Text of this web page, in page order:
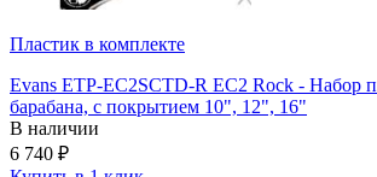
Пластик в комплекте
Evans ETP-EC2SCTD-R EC2 Rock - Набор
барабана, с покрытием 10", 12", 16"
В наличии
6 740 ₽